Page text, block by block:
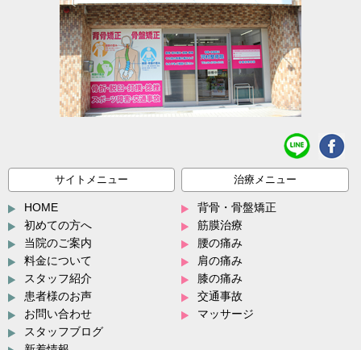
サイトメニュー
HOME
初めての方へ
当院のご案内
料金について
スタッフ紹介
患者様のお声
お問い合わせ
スタッフブログ
治療メニュー
背骨・骨盤矯正
筋膜治療
腰の痛み
肩の痛み
膝の痛み
交通事故
マッサージ